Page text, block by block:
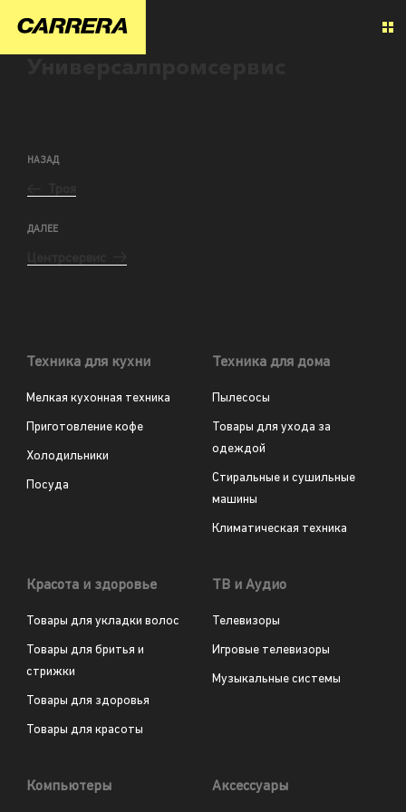
НАЗАД
ДАЛЕЕ
Техника для кухни
Мелкая кухонная техника
Приготовление кофе
Холодильники
Посуда
Техника для дома
Пылесосы
Товары для ухода за
одеждой
Стиральные и сушильные
машины
Климатическая техника
Красота и здоровье
Товары для укладки волос
Товары для бритья и
стрижки
Товары для здоровья
Товары для красоты
ТВ и Аудио
Телевизоры
Игровые телевизоры
Музыкальные системы
Компьютеры Аксессуары